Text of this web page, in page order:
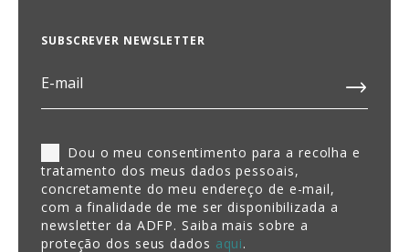
SUBSCREVER NEWSLETTER
Dou o meu consentimento para a recolha e
tratamento dos meus dados pessoais,
concretamente do meu endereço de e-mail,
com a finalidade de me ser disponibilizada a
newsletter da ADFP. Saiba mais sobre a
proteção dos seus dados aqui.